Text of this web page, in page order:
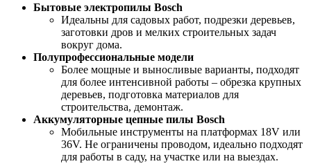
Бытовые электропилы Bosch
Идеальны для садовых работ, подрезки деревьев,
заготовки дров и мелких строительных задач
вокруг дома.
Полупрофессиональные модели
Более мощные и выносливые варианты, подходят
для более интенсивной работы – обрезка крупных
деревьев, подготовка материалов для
строительства, демонтаж.
Аккумуляторные цепные пилы Bosch
Мобильные инструменты на платформах 18V или
36V. Не ограничены проводом, идеально подходят
для работы в саду, на участке или на выездах.